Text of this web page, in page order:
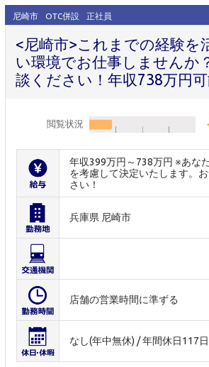
尼崎市 OTC併設 正社員
<尼崎市>これまでの経験を
い環境でお仕事しませんか
談ください！年収738万円可
閲覧状況
年収399万円～738万円 ※あな
を考慮して決定いたします。
さい！
兵庫県 尼崎市
店舗の営業時間に準ずる
なし(年中無休) / 年間休日117日